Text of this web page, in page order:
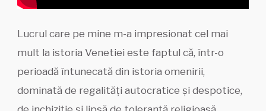
Lucrul care pe mine m-a impresionat cel mai
mult la istoria Venetiei este faptul că, într-o
perioadă întunecată din istoria omenirii,
dominată de regalități autocratice și despotice,